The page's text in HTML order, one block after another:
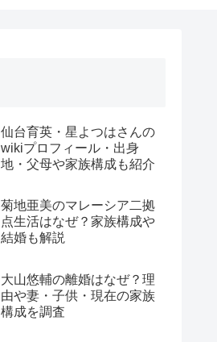
仙台育英・星よつはさんの
wikiプロフィール・出身
地・父母や家族構成も紹介
菊地亜美のマレーシア二拠
点生活はなぜ？家族構成や
結婚も解説
大山悠輔の離婚はなぜ？理
由や妻・子供・現在の家族
構成を調査